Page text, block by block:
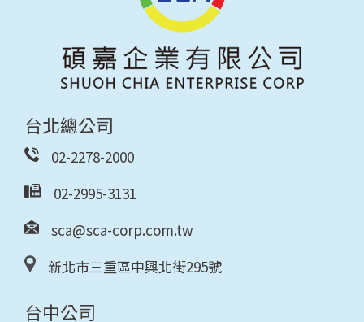
台北總公司
02-2278-2000
02-2995-3131
sca@sca-corp.com.tw
新北市三重區中興北街295號
台中公司